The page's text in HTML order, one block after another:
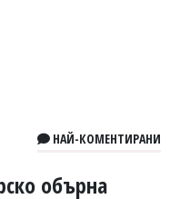
НАЙ-КОМЕНТИРАНИ
обърна